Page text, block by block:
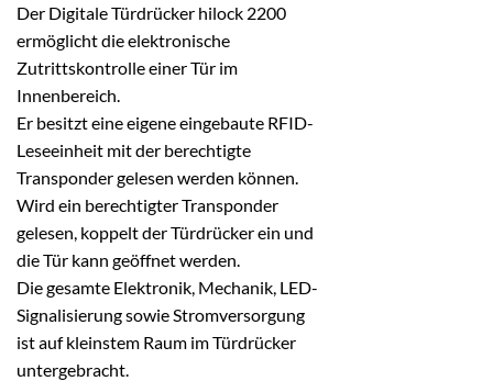
Der Digitale Türdrücker hilock 2200
ermöglicht die elektronische
Zutrittskontrolle einer Tür im
Innenbereich.
Er besitzt eine eigene eingebaute RFID-
Leseeinheit mit der berechtigte
Transponder gelesen werden können.
Wird ein berechtigter Transponder
gelesen, koppelt der Türdrücker ein und
die Tür kann geöffnet werden.
Die gesamte Elektronik, Mechanik, LED-
Signalisierung sowie Stromversorgung
ist auf kleinstem Raum im Türdrücker
untergebracht.